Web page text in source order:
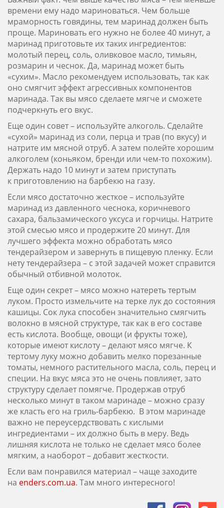
времени ему надо мариноваться. Чем больше
мраморность говядины, тем маринад должен быть
проще. Мариновать его нужно не более 40 минут, а
маринад приготовьте их таких ингредиентов:
молотый перец, соль, оливковое масло, тимьян,
розмарин и чеснок. Да, маринад может быть
«сухим». Масло рекомендуем использовать, так как
оно смягчит эффект агрессивных компонентов
маринада. Так вы мясо сделаете мягче и сможете
подчеркнуть его вкус.
Еще один совет – используйте алкоголь. Сделайте
«сухой» маринад из соли, перца и трав (по вкусу) и
натрите им мясной отруб. А затем полейте хорошим
алкоголем (коньяком, бренди или чем-то похожим).
Держать надо 10 минут и затем приступать
к приготовлению на барбекю на газу.
Если мясо достаточно жесткое – используйте
маринад из давленного чеснока, коричневого
сахара, бальзамического уксуса и горчицы. Натрите
этой смесью мясо и продержите 20 минут. Для
лучшего эффекта можно обработать мясо
тендерайзером и завернуть в пищевую пленку. Если
нету тендерайзера – с этой задачей может справится
обычный отбивной молоток.
Еще один секрет – мясо можно натереть тертым
луком. Просто измельчите на терке лук до состояния
кашицы. Сок лука способен значительно смягчить
волокно в мясной структуре, так как в его составе
есть кислота. Вообще, овощи (и фрукты тоже),
которые имеют кислоту – делают мясо мягче. К
тертому луку можно добавить мелко порезанные
томаты, немного растительного масла, соль, перец и
специи. На вкус мяса это не очень повлияет, зато
структуру сделает помягче. Продержав отруб
несколько минут в таком маринаде – можно сразу
же класть его на гриль-барбекю. В этом маринаде
важно не переусердствовать с кислыми
ингредиентами – их должно быть в меру. Ведь
лишняя кислота не только не сделает мясо более
мягким, а наоборот – добавит жесткости.
Если вам понравился материал – чаще заходите
на enders.com.ua. Там много интересного!